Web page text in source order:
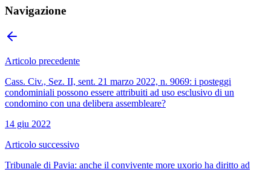
Navigazione
Articolo precedente
Cass. Civ., Sez. II, sent. 21 marzo 2022, n. 9069: i posteggi
condominiali possono essere attribuiti ad uso esclusivo di un
condomino con una delibera assembleare?
14 giu 2022
Articolo successivo
Tribunale di Pavia: anche il convivente more uxorio ha diritto ad